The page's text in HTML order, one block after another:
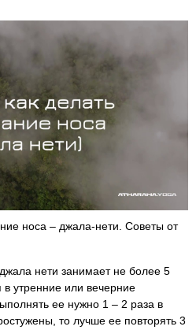
носа – джала-нети. Советы от
нети занимает не более 5
утренние или вечерние
ее нужно 1 – 2 раза в
то лучше ее повторять 3